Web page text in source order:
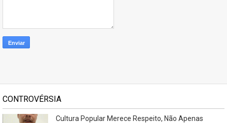
CONTROVÉRSIA
Cultura Popular Merece Respeito, Não Apenas